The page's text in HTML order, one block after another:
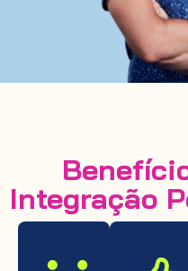
Integração